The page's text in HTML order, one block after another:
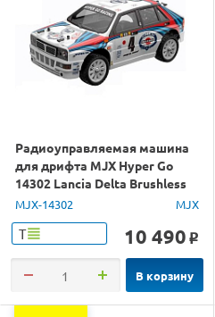
Радиоуправляемая машина
для дрифта MJX Hyper Go
14302 Lancia Delta Brushless
4WD 2.4G LED 1/14 RTR
MJX-14302 MJX
Т 10 490 o
В корзину